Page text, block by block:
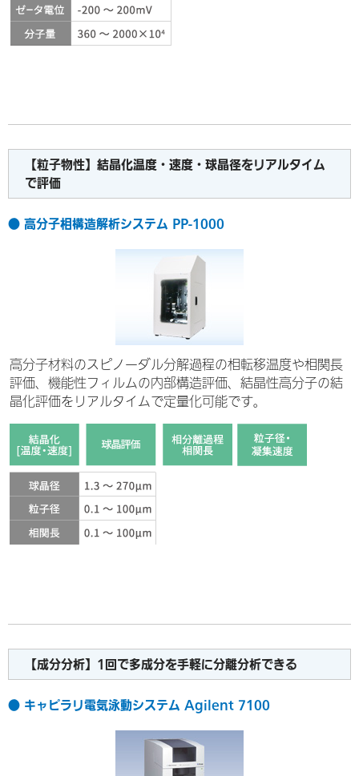
【粒子物性】結晶化温度・速度・球晶径をリアルタイム
で評価
● 高分子相構造解析システム PP-1000
高分子材料のスピノーダル分解過程の相転移温度や相関長
評価、機能性フィルムの内部構造評価、結晶性高分子の結
晶化評価をリアルタイムで定量化可能です。
【成分分析】1回で多成分を手軽に分離分析できる
● キャピラリ電気泳動システム Agilent 7100